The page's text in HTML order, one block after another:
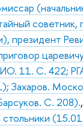
советник,
президент
11. С. 422;
Захаров.
С. 208).